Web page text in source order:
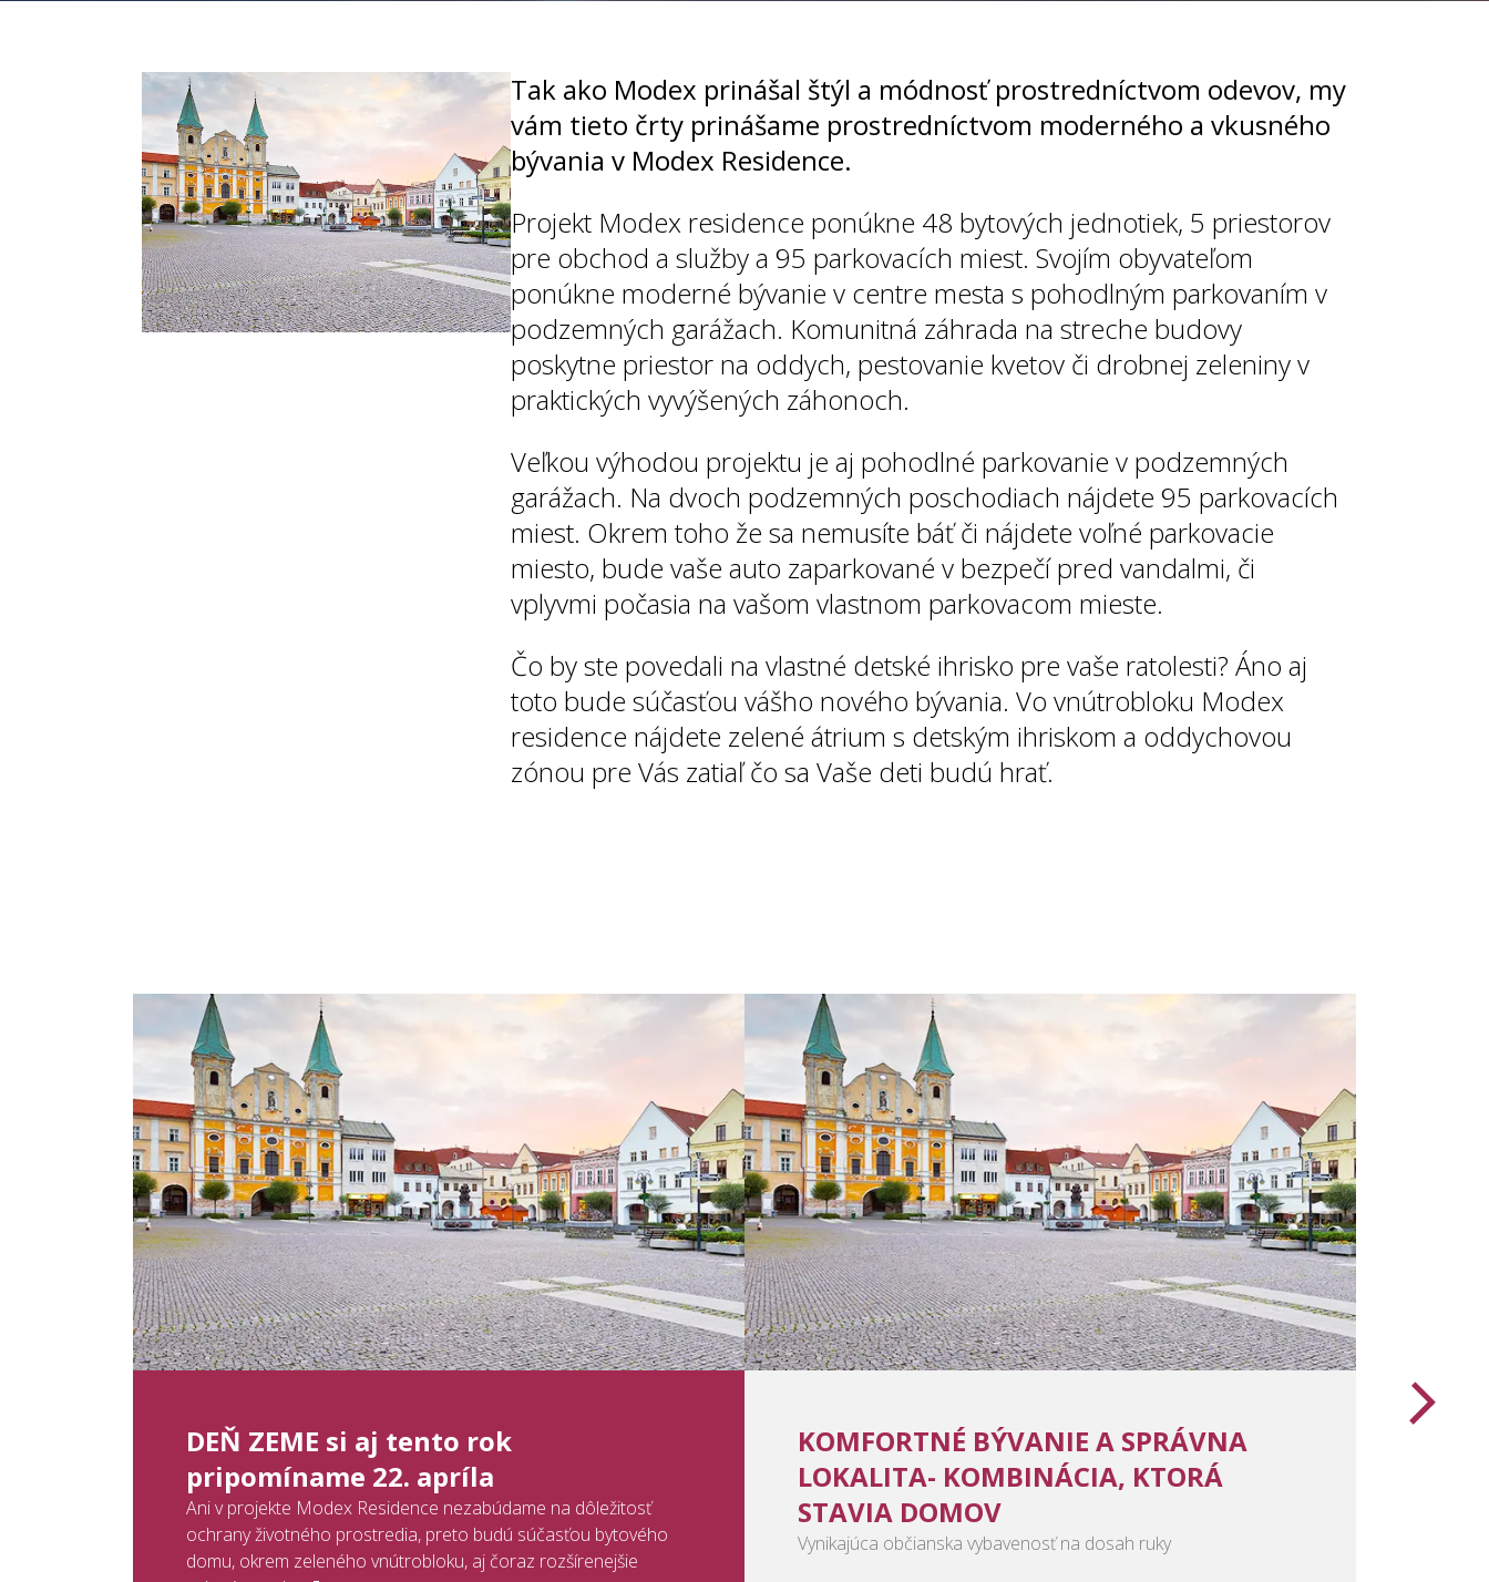
Tak ako Modex prinášal štýl a módnosť prostredníctvom odevov, my
vám tieto črty prinášame prostredníctvom moderného a vkusného
bývania v Modex Residence.
Projekt Modex residence ponúkne 48 bytových jednotiek, 5 priestorov
pre obchod a služby a 95 parkovacích miest. Svojím obyvateľom
ponúkne moderné bývanie v centre mesta s pohodlným parkovaním v
podzemných garážach. Komunitná záhrada na streche budovy
poskytne priestor na oddych, pestovanie kvetov či drobnej zeleniny v
praktických vyvýšených záhonoch.
Veľkou výhodou projektu je aj pohodlné parkovanie v podzemných
garážach. Na dvoch podzemných poschodiach nájdete 95 parkovacích
miest. Okrem toho že sa nemusíte báť či nájdete voľné parkovacie
miesto, bude vaše auto zaparkované v bezpečí pred vandalmi, či
vplyvmi počasia na vašom vlastnom parkovacom mieste.
Čo by ste povedali na vlastné detské ihrisko pre vaše ratolesti? Áno aj
toto bude súčasťou vášho nového bývania. Vo vnútrobloku Modex
residence nájdete zelené átrium s detským ihriskom a oddychovou
zónou pre Vás zatiaľ čo sa Vaše deti budú hrať.
DEŇ ZEME si aj tento rok
pripomíname 22. apríla
Ani v projekte Modex Residence nezabúdame na dôležitosť
ochrany životného prostredia, preto budú súčasťou bytového
domu, okrem zeleného vnútrobloku, aj čoraz rozšírenejšie
KOMFORTNÉ BÝVANIE A SPRÁVNA
LOKALITA- KOMBINÁCIA, KTORÁ
STAVIA DOMOV
Vynikajúca občianska vybavenosť na dosah ruky